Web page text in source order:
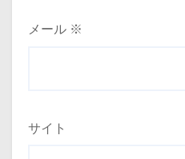
メール ※
サイト